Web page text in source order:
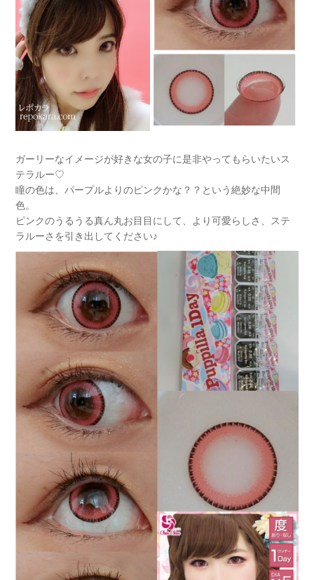
ガーリーなイメージが好きな女の子に是非やってもらいたいス
テラルー♡
瞳の色は、パープルよりのピンクかな？？という絶妙な中間
色。
ピンクのうるうる真ん丸お目目にして、より可愛らしさ、ステ
ラルーさを引き出してください♪